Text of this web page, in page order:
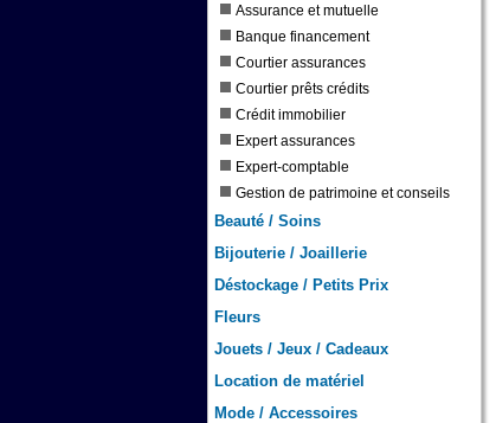
Assurance et mutuelle
Banque financement
Courtier assurances
Courtier prêts crédits
Crédit immobilier
Expert assurances
Expert-comptable
Gestion de patrimoine et conseils
Beauté / Soins
Bijouterie / Joaillerie
Déstockage / Petits Prix
Fleurs
Jouets / Jeux / Cadeaux
Location de matériel
Mode / Accessoires